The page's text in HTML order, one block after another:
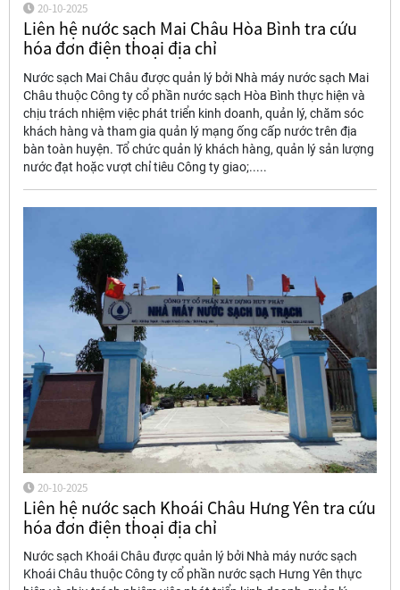
20-10-2025
Liên hệ nước sạch Mai Châu Hòa Bình tra cứu
hóa đơn điện thoại địa chỉ
Nước sạch Mai Châu được quản lý bởi Nhà máy nước sạch Mai
Châu thuộc Công ty cổ phần nước sạch Hòa Bình thực hiện và
chịu trách nhiệm việc phát triển kinh doanh, quản lý, chăm sóc
khách hàng và tham gia quản lý mạng ống cấp nước trên địa
bàn toàn huyện. Tổ chức quản lý khách hàng, quản lý sản lượng
nước đạt hoặc vượt chỉ tiêu Công ty giao;.....
20-10-2025
Liên hệ nước sạch Khoái Châu Hưng Yên tra cứu
hóa đơn điện thoại địa chỉ
Nước sạch Khoái Châu được quản lý bởi Nhà máy nước sạch
Khoái Châu thuộc Công ty cổ phần nước sạch Hưng Yên thực